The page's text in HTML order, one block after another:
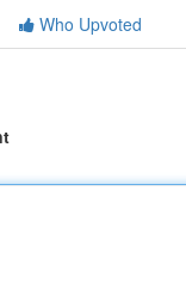
Who Upvoted